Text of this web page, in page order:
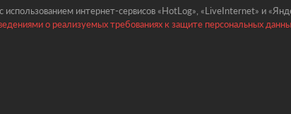
интернет-сервисов «HotLog», «LiveInternet» и
о реализуемых требованиях к защите персональных